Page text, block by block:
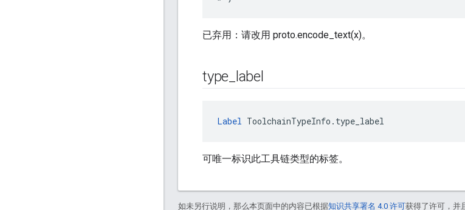
已弃用：请改用 proto.encode_text(x)。
type label
Label ToolchainTypeInfo.type_label
可唯一标识此工具链类型的标签。
如未另行说明，那么本页面中的内容已根据知识共享署名 4.0 许可获得了许可，并